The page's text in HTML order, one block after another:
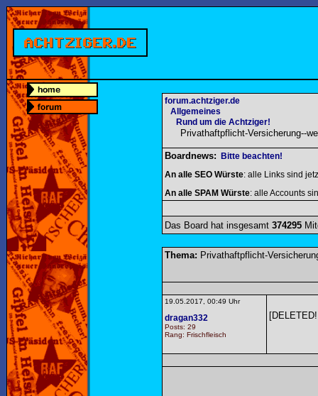
forum.achtziger.de
Allgemeines
Rund um die Achtziger!
Privathaftpflicht-Versicherung--
Boardnews:
Bitte beachten!
An alle SEO Würste: alle Links sind
An alle SPAM Würste: alle Accounts
Das Board hat insgesamt 374295
Thema: Privathaftpflicht-
19.05.2017, 00:49 Uhr
dragan332
Posts: 29
Rang: Frischfleisch